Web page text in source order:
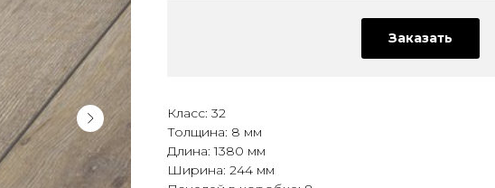
Заказать
Класс: 32
Толщина: 8 мм
Длина: 1380 мм
Ширина: 244 мм